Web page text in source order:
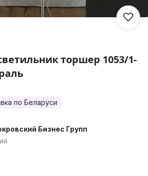
торшер 1053/1-
по Беларуси
Бизнес Групп